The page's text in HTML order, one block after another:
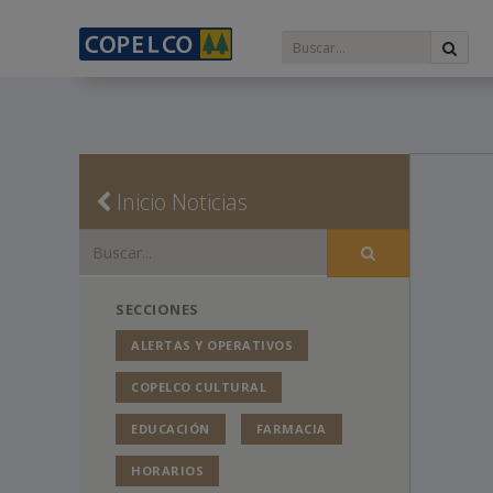
Inicio Noticias
SECCIONES
ALERTAS Y OPERATIVOS
COPELCO CULTURAL
EDUCACIÓN FARMACIA
HORARIOS